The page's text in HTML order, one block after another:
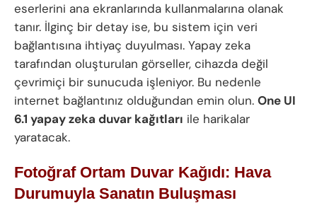
eserlerini ana ekranlarında kullanmalarına olanak
tanır. İlginç bir detay ise, bu sistem için veri
bağlantısına ihtiyaç duyulması. Yapay zeka
tarafından oluşturulan görseller, cihazda değil
çevrimiçi bir sunucuda işleniyor. Bu nedenle
internet bağlantınız olduğundan emin olun. One UI
6.1 yapay zeka duvar kağıtları ile harikalar
yaratacak.
Fotoğraf Ortam Duvar Kağıdı: Hava
Durumuyla Sanatın Buluşması